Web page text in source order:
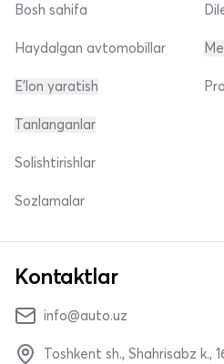
Bosh sahifa
Haydalgan avtomobillar
E'lon yaratish
Tanlanganlar
Solishtirishlar
Sozlamalar
Kontaktlar
info@auto.uz
Toshkent sh., Shahrisabz k.,